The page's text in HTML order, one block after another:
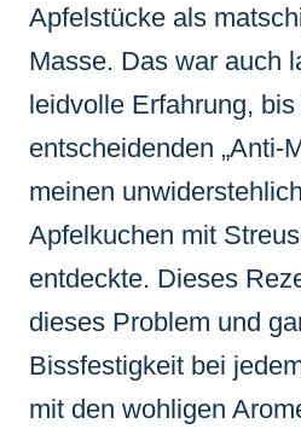
Apfelstücke als
Masse. Das war auch
leidvolle Erfahrung,
entscheidenden „Anti-
meinen
Apfelkuchen mit
entdeckte. Dieses
dieses Problem und
Bissfestigkeit bei
mit den wohligen